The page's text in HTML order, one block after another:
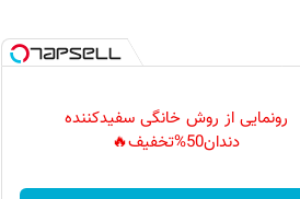
رونمایی از روش خانگی سفیدکننده
دندان50%تخفیف🔥